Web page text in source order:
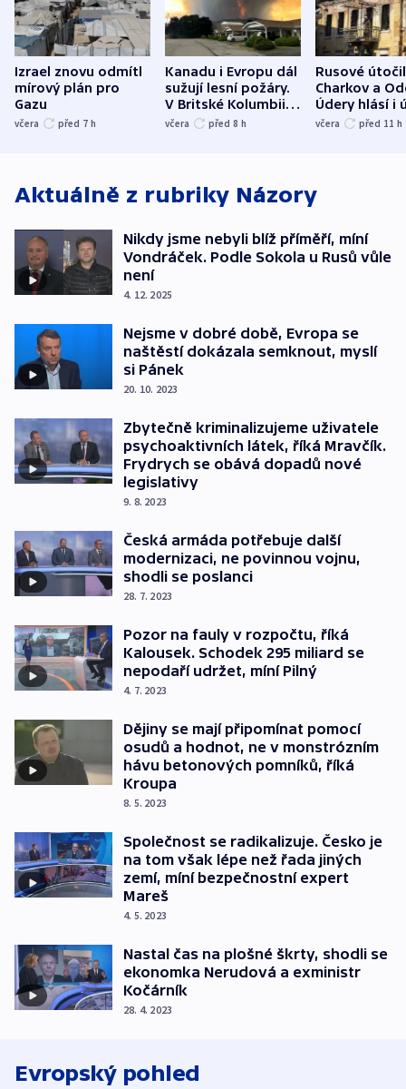
Izrael znovu odmítl
mírový plán pro
Gazu
včera před 7 h
Kanadu i Evropu dál
sužují lesní požáry.
V Britské Kolumbii
evakuovali tisíce lidí
včera před 8 h
Rusové
Charkov a
Údery hlásí i
Bělgorodu
včera před 11 h
Aktuálně z rubriky Názory
Nikdy jsme nebyli blíž příměří, míní
Vondráček. Podle Sokola u Rusů vůle
není
4. 12. 2025
Nejsme v dobré době, Evropa se
naštěstí dokázala semknout, myslí
si Pánek
20. 10. 2023
Zbytečně kriminalizujeme uživatele
psychoaktivních látek, říká Mravčík.
Frydrych se obává dopadů nové
legislativy
9. 8. 2023
Česká armáda potřebuje další
modernizaci, ne povinnou vojnu,
shodli se poslanci
28. 7. 2023
Pozor na fauly v rozpočtu, říká
Kalousek. Schodek 295 miliard se
nepodaří udržet, míní Pilný
4. 7. 2023
Dějiny se mají připomínat pomocí
osudů a hodnot, ne v monstrózním
hávu betonových pomníků, říká
Kroupa
8. 5. 2023
Společnost se radikalizuje. Česko je
na tom však lépe než řada jiných
zemí, míní bezpečnostní expert
Mareš
4. 5. 2023
Nastal čas na plošné škrty, shodli se
ekonomka Nerudová a exministr
Kočárník
28. 4. 2023
Evropský pohled